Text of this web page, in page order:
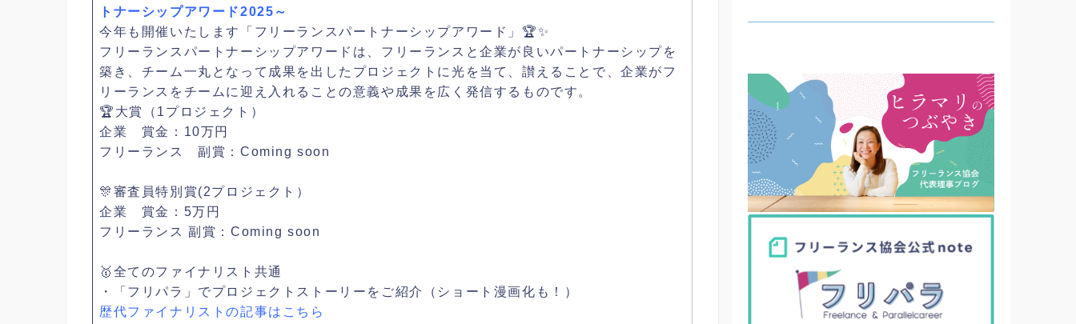
トナーシップアワード2025～
今年も開催いたします「フリーランスパートナーシップアワード」🏆✨
フリーランスパートナーシップアワードは、フリーランスと企業が良いパートナーシップを
築き、チーム一丸となって成果を出したプロジェクトに光を当て、讃えることで、企業がフ
リーランスをチームに迎え入れることの意義や成果を広く発信するものです。
🏆大賞（1プロジェクト）
企業 賞金：10万円
フリーランス 副賞：Coming soon
🎊審査員特別賞(2プロジェクト）
企業 賞金：5万円
フリーランス 副賞：Coming soon
🥇全てのファイナリスト共通
・「フリパラ」でプロジェクトストーリーをご紹介（ショート漫画化も！）
歴代ファイナリストの記事はこちら︎